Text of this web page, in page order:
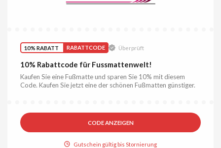
10% RABATT RABATTCODE Überprüft
10% Rabattcode für Fussmattenwelt!
Kaufen Sie eine Fußmatte und sparen Sie 10% mit diesem
Code. Kaufen Sie jetzt eine der schönen Fußmatten günstiger.
CODE ANZEIGEN
Gutschein gültig bis Stornierung